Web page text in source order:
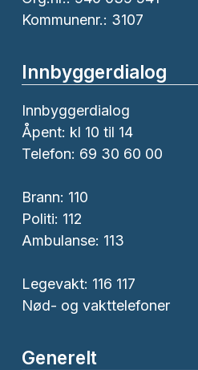
skole hvor de fleste av
begynne. Gjennom året
Kommunenr.: 3107
Innbyggerdialog
Innbyggerdialog
Åpent: kl 10 til 14
Telefon: 69 30 60 00
Brann: 110
Politi: 112
Ambulanse: 113
Legevakt: 116 117
Nød- og vakttelefoner
Generelt